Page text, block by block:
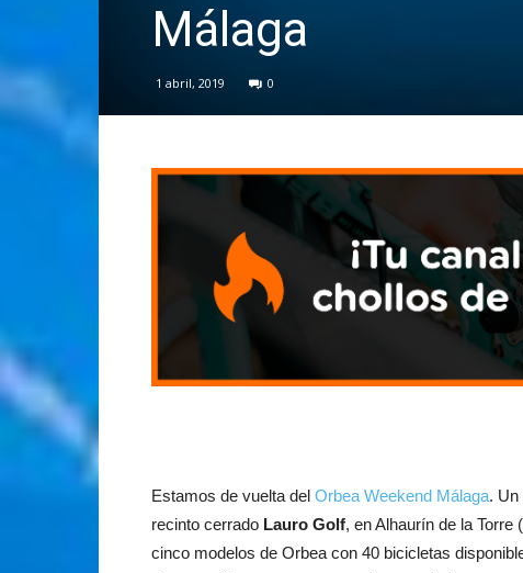
Málaga
1 abril, 2019 0
Estamos de vuelta del Orbea Weekend Málaga. Un
recinto cerrado Lauro Golf, en Alhaurín de la Torre
cinco modelos de Orbea con 40 bicicletas